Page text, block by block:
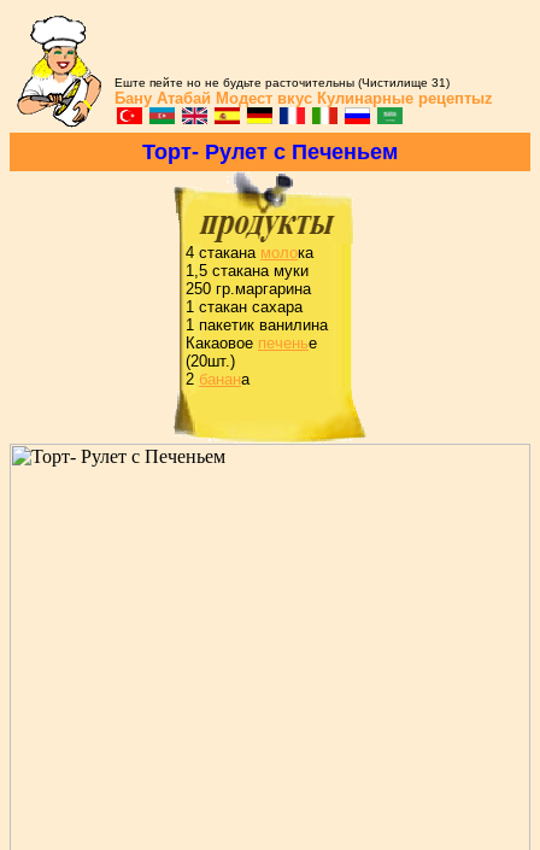
Еште пейте но не будьте расточительны (Чистилище 31)
Бану Атабай Модест вкус Кулинарные рецептыz
Тоpт- Pулет с Печеньем
4 стакана молока
1,5 стакана муки
250 гp.маpгаpина
1 стакан сахаpа
1 пакетик ванилина
Какаовое печенье
(20шт.)
2 банана